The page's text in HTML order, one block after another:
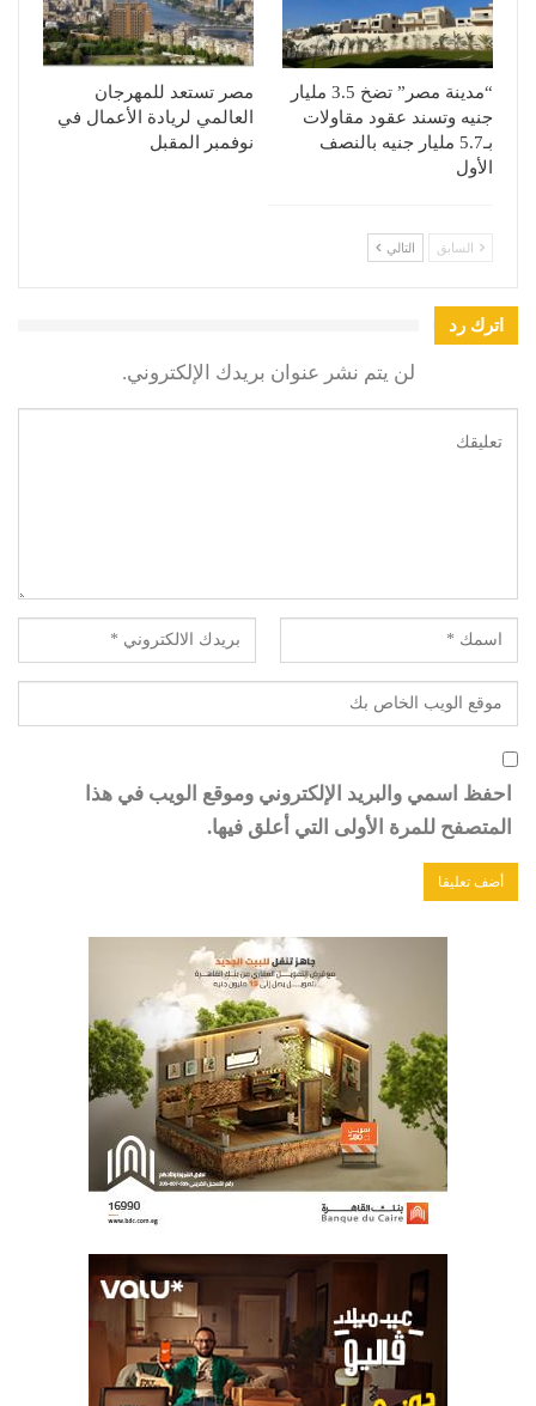
“مدينة مصر” تضخ 3.5 مليار
جنيه وتسند عقود مقاولات
بـ5.7 مليار جنيه بالنصف
الأول
مصر تستعد للمهرجان
العالمي لريادة الأعمال في
نوفمبر المقبل
السابق التالي
اترك رد
لن يتم نشر عنوان بريدك الإلكتروني.
احفظ اسمي والبريد الإلكتروني وموقع الويب في هذا
المتصفح للمرة الأولى التي أعلق فيها.